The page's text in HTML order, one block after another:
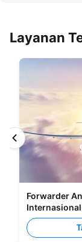
Layanan
Forwarder
Internasional
Ke Manila